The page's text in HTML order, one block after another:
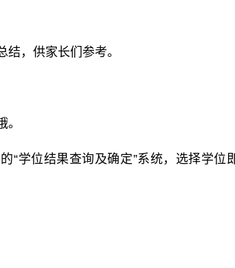
，供家长们参考。
“学位结果查询及确定”系统，选择学位